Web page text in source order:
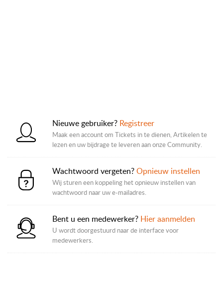
Nieuwe gebruiker? Registreer
Maak een account om Tickets in te dienen, Artikelen te
lezen en uw bijdrage te leveren aan onze Community.
Wachtwoord vergeten?Opnieuw instellen
Wij sturen een koppeling het opnieuw instellen van
wachtwoord naar uw e-mailadres.
Bent u een medewerker? Hier aanmelden
U wordt doorgestuurd naar de interface voor
medewerkers.